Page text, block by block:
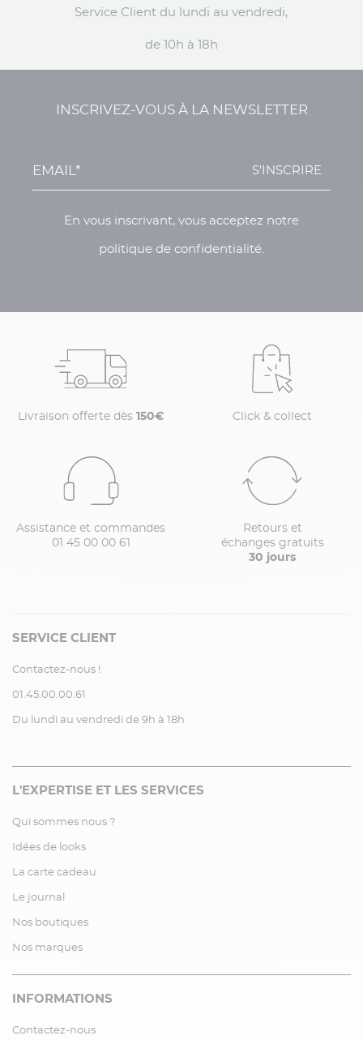
Service Client du lundi au vendredi,
de 10h à 18h
INSCRIVEZ-VOUS À LA NEWSLETTER
S'INSCRIRE
En vous inscrivant, vous acceptez notre
politique de confidentialité.
Livraison offerte dès 150€ Click & collect
Assistance et commandes
01 45 00 00 61
Retours et
échanges gratuits
30 jours
SERVICE CLIENT
Contactez-nous !
01.45.00.00.61
Du lundi au vendredi de 9h à 18h
L'EXPERTISE ET LES SERVICES
Qui sommes nous ?
Idées de looks
La carte cadeau
Le journal
Nos boutiques
Nos marques
INFORMATIONS
Contactez-nous